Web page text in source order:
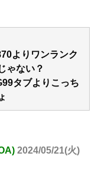
よりワンランク
ゃない？
タブよりこっち
2024/05/21(火)